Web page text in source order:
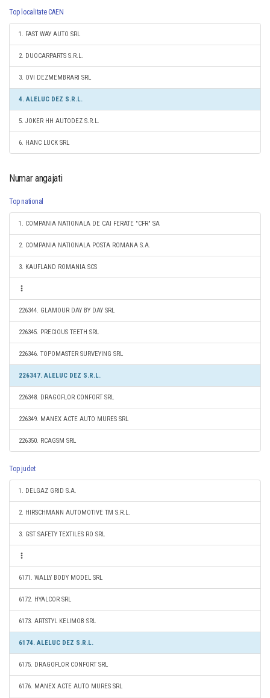
Top localitate CAEN
1. FAST WAY AUTO SRL
2. DUOCARPARTS S.R.L.
3. OVI DEZMEMBRARI SRL
4. ALELUC DEZ S.R.L.
5. JOKER HH AUTODEZ S.R.L.
6. HANC LUCK SRL
Numar angajati
Top national
1. COMPANIA NATIONALA DE CAI FERATE "CFR" SA
2. COMPANIA NATIONALA POSTA ROMANA S.A.
3. KAUFLAND ROMANIA SCS
226344. GLAMOUR DAY BY DAY SRL
226345. PRECIOUS TEETH SRL
226346. TOPOMASTER SURVEYING SRL
226347. ALELUC DEZ S.R.L.
226348. DRAGOFLOR CONFORT SRL
226349. MANEX ACTE AUTO MURES SRL
226350. RCAGSM SRL
Top judet
1. DELGAZ GRID S.A.
2. HIRSCHMANN AUTOMOTIVE TM S.R.L.
3. GST SAFETY TEXTILES RO SRL
6171. WALLY BODY MODEL SRL
6172. HYALCOR SRL
6173. ARTSTYL KELIMOB SRL
6174. ALELUC DEZ S.R.L.
6175. DRAGOFLOR CONFORT SRL
6176. MANEX ACTE AUTO MURES SRL